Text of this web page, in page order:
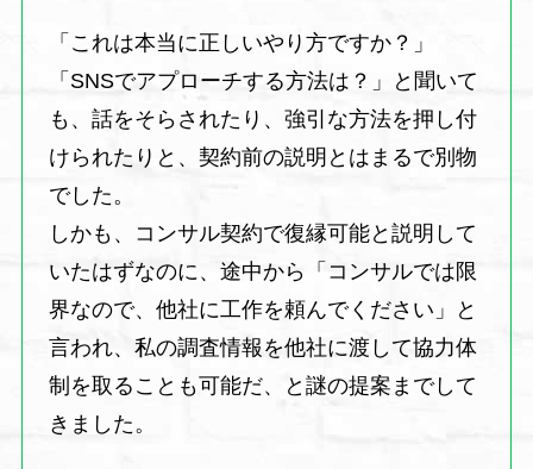
「これは本当に正しいやり方ですか？」
「SNSでアプローチする方法は？」と聞いて
も、話をそらされたり、強引な方法を押し付
けられたりと、契約前の説明とはまるで別物
でした。
しかも、コンサル契約で復縁可能と説明して
いたはずなのに、途中から「コンサルでは限
界なので、他社に工作を頼んでください」と
言われ、私の調査情報を他社に渡して協力体
制を取ることも可能だ、と謎の提案までして
きました。